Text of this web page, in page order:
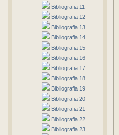
Bibliografia 11
Bibliografia 12
Bibliografia 13
Bibliografia 14
Bibliografia 15
Bibliografia 16
Bibliografia 17
Bibliografia 18
Bibliografia 19
Bibliografia 20
Bibliografia 21
Bibliografia 22
Bibliografia 23